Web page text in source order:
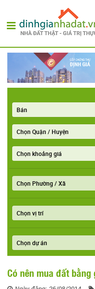
Có nên mua đất